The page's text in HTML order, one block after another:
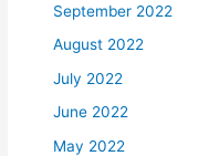
September 2022
August 2022
July 2022
June 2022
May 2022